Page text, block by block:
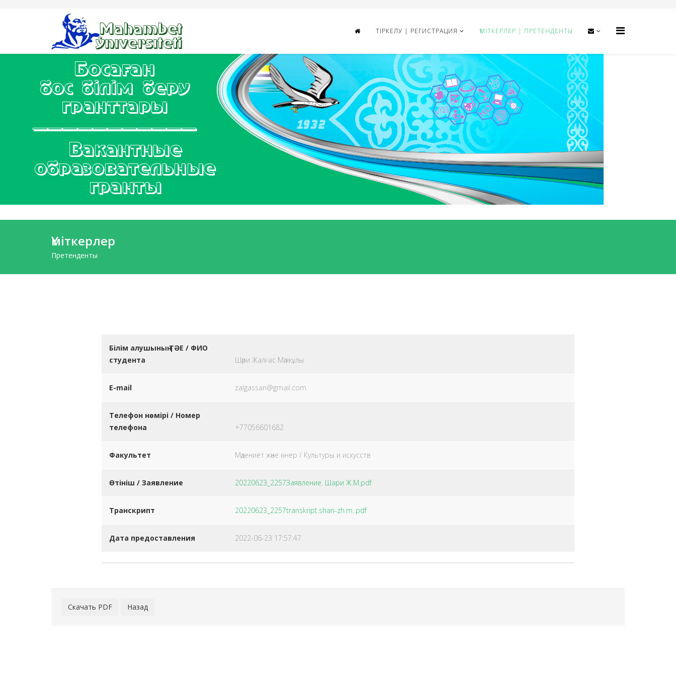
ТІРКЕЛУ | РЕГИСТРАЦИЯ ҮМІТКЕРЛЕР | ПРЕТЕНДЕНТЫ
Үміткерлер
Претенденты
Білім алушының ТӘЕ / ФИО
студента
Шәри Жалғас Мәлікұлы
E-mail zalgassari@gmail.com
Телефон нөмірі / Номер
телефона
+77056601682
Факультет Мәдениет және өнер / Культуры и искусств
Өтініш / Заявление 20220623_2257Заявление. Шари Ж.М.pdf
Транскрипт 20220623_2257transkript.shari-zh.m..pdf
Дата предоставления 2022-06-23 17:57:47
Скачать PDF Назад